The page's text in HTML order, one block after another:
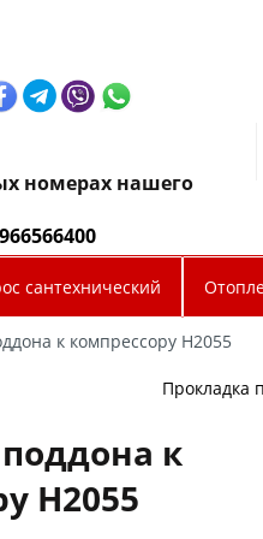
номерах нашего
сантехнический
к компрессору H2055
Прокладка
к
H2055